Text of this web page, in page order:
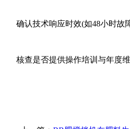
确认‌技术响应时效‌(如48小时故
核查是否提供‌操作培训‌与‌年度维